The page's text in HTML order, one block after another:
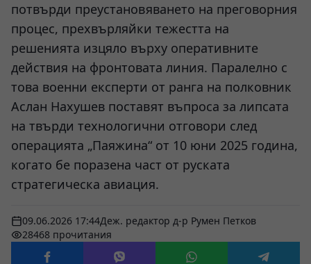
потвърди преустановяването на преговорния
процес, прехвърляйки тежестта на
решенията изцяло върху оперативните
действия на фронтовата линия. Паралелно с
това военни експерти от ранга на полковник
Аслан Нахушев поставят въпроса за липсата
на твърди технологични отговори след
операцията „Паяжина“ от 10 юни 2025 година,
когато бе поразена част от руската
стратегическа авиация.
09.06.2026 17:44Деж. редактор д-р Румен Петков
28468 прочитания